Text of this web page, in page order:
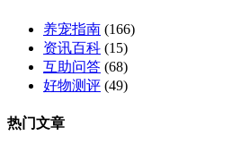
养宠指南 (166)
资讯百科 (15)
互助问答 (68)
好物测评 (49)
热门文章